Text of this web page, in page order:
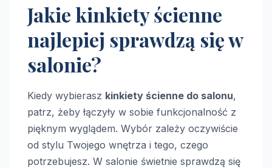
Jakie kinkiety ścienne
najlepiej sprawdzą się w
salonie?
Kiedy wybierasz kinkiety ścienne do salonu,
patrz, żeby łączyły w sobie funkcjonalność z
pięknym wyglądem. Wybór zależy oczywiście
od stylu Twojego wnętrza i tego, czego
potrzebujesz. W salonie świetnie sprawdzą się